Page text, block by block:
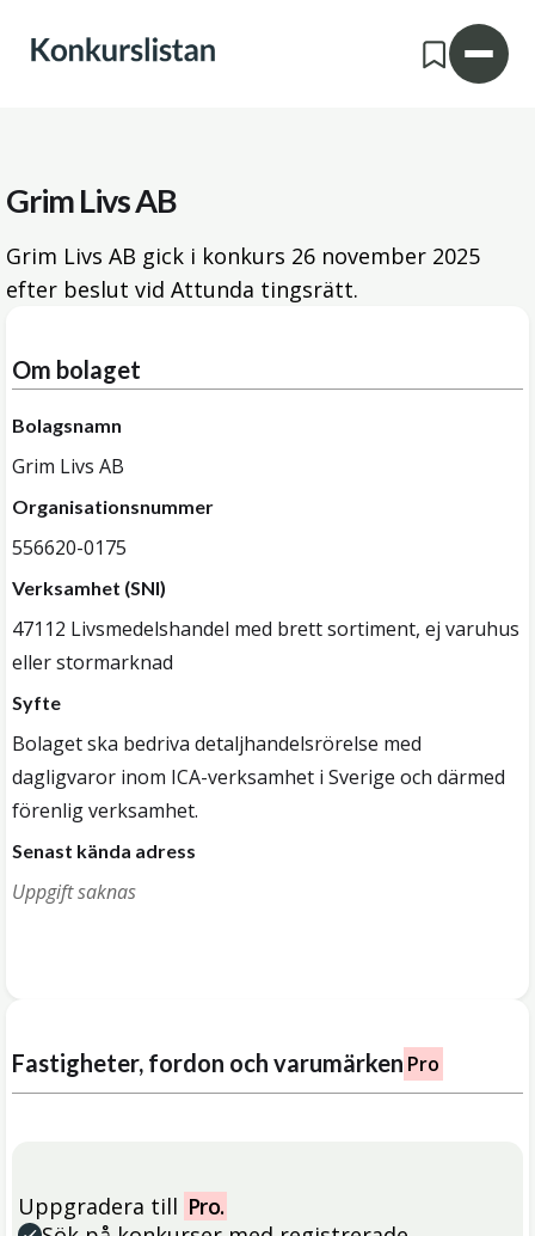
Grim Livs AB
Grim Livs AB gick i konkurs 26 november 2025
efter beslut vid Attunda tingsrätt.
Om bolaget
Bolagsnamn
Grim Livs AB
Organisationsnummer
556620-0175
Verksamhet (SNI)
47112 Livsmedelshandel med brett sortiment, ej varuhus
eller stormarknad
Syfte
Bolaget ska bedriva detaljhandelsrörelse med
dagligvaror inom ICA-verksamhet i Sverige och därmed
förenlig verksamhet.
Senast kända adress
Uppgift saknas
Fastigheter, fordon och varumärken Pro
Uppgradera till Pro.